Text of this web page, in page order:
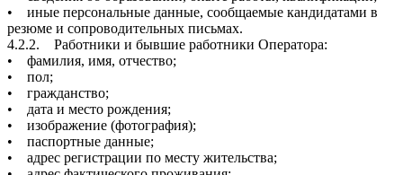
• иные персональные данные, сообщаемые кандидатами в
резюме и сопроводительных письмах.
4.2.2. Работники и бывшие работники Оператора:
• фамилия, имя, отчество;
• пол;
• гражданство;
• дата и место рождения;
• изображение (фотография);
• паспортные данные;
• адрес регистрации по месту жительства;